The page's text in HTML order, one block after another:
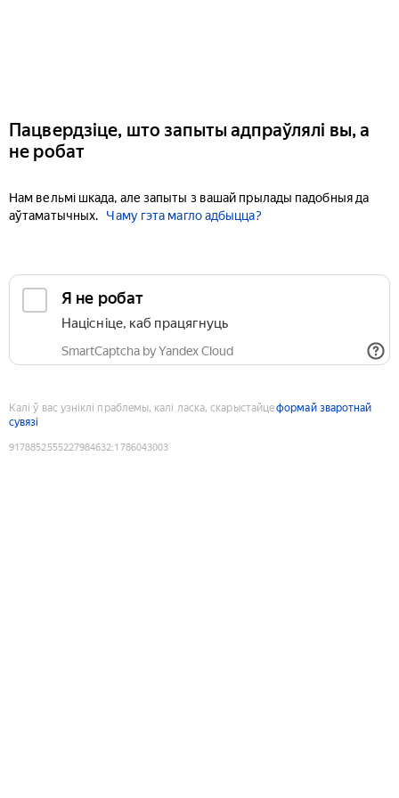
Пацвердзіце, што запыты адпраўлялі вы, а
не робат
Нам вельмі шкада, але запыты з вашай прылады падобныя да
аўтаматычных.
Чаму гэта магло адбыцца?
Я не робат
Націсніце, каб працягнуць
SmartCaptcha by Yandex Cloud
Калі ў вас узніклі праблемы, калі ласка, скарыстайцеформай зваротнай
сувязі
9178852555227984632:1786043003